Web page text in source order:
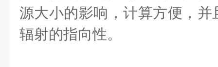
源大小的影响，计算方便，
辐射的指向性。